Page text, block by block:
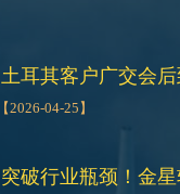
土耳其客户广交会
【2026-04-25】
突破行业瓶颈！金